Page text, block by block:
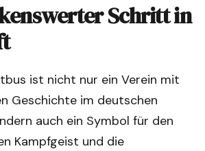
Schritt in
ist nicht nur ein Verein mit
Geschichte im deutschen
auch ein Symbol für den
Kampfgeist und die